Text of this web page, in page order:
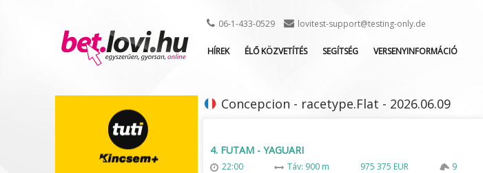
06-1-433-0529 lovitest-support@testing-only.de
HÍREK ÉLŐ KÖZVETÍTÉS
SEGÍTSÉG
BV-TEST
VERSENYINFORMÁCIÓ
LEJELENTETTEK LISTÁJA
Concepcion - racetype.Flat - 2026.06.09
4. FUTAM - YAGUARI
22:00 Táv: 900 m 975 375 EUR
9